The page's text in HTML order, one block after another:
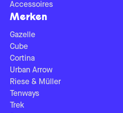
Accessoires
Merken
Gazelle
Cube
Cortina
Urban Arrow
Riese & Müller
Tenways
Trek